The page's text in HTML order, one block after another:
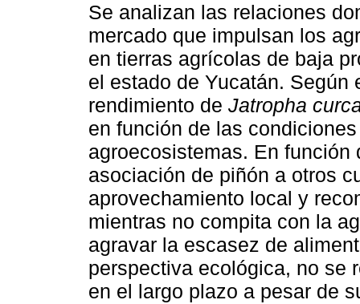
Se analizan las relaciones
mercado que impulsan los
en tierras agrícolas de baja
el estado de Yucatán. Según
rendimiento de Jatropha
en función de las
agroecosistemas. En
asociación de piñón a otros
aprovechamiento local y
mientras no compita con la
agravar la escasez de
perspectiva ecológica, no se
en el largo plazo a pesar de